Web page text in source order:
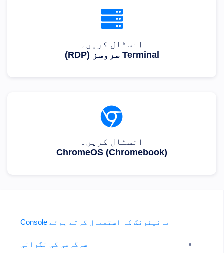
انسٹال کریں۔
Terminal سروسز (RDP)
انسٹال کریں۔
ChromeOS (Chromebook)
مانیٹرنگ کا استعمال کرتے ہوئے Console
سرگرمی کی نگرانی